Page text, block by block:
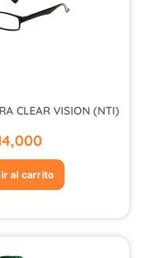
CLEAR VISION (NTI)
al carrito